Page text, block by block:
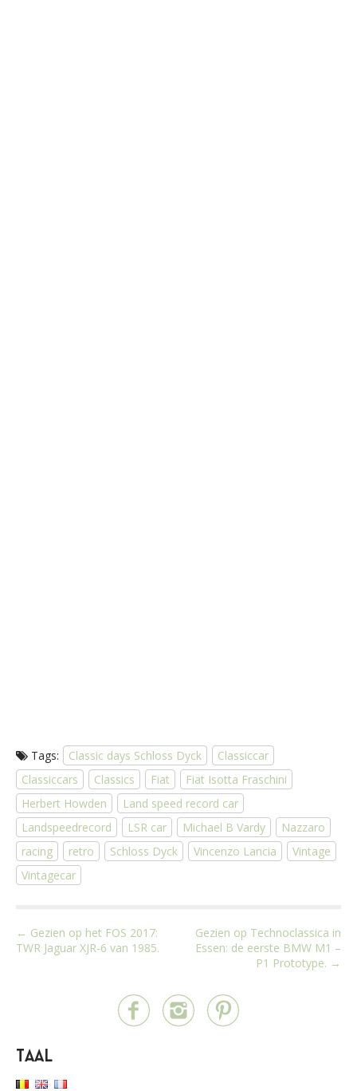
Tags: Classic days Schloss Dyck
Classiccar
Classiccars
Classics Fiat
Fiat Isotta Fraschini
Herbert Howden
Land speed record car
Landspeedrecord
LSR car Michael B Vardy
Nazzaro
racing
retro Schloss Dyck Vincenzo Lancia
Vintage
Vintagecar
P
o
v
i
← Gezien op het FOS 2017:
TWR Jaguar XJR-6 van 1985.
Gezien op Technoclassica in
Essen: de eerste BMW M1 –
P1 Prototype. →
Taal